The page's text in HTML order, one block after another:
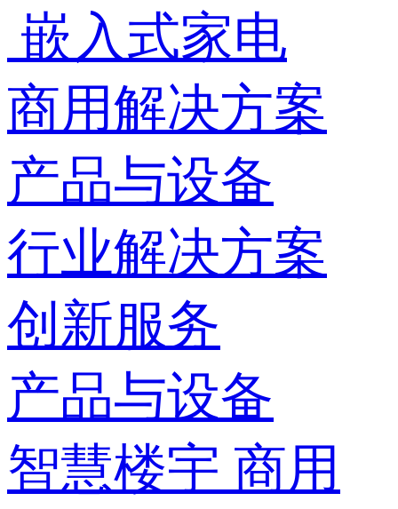
嵌入式家电
商用解决方案
产品与设备
行业解决方案
创新服务
产品与设备
智慧楼宇 商用